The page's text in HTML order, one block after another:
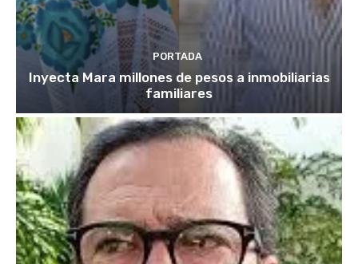
PORTADA
Inyecta Mara millones de pesos a inmobiliarias
familiares